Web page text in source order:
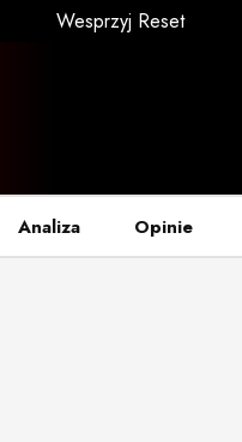
Wesprzyj Reset
Analiza Opinie